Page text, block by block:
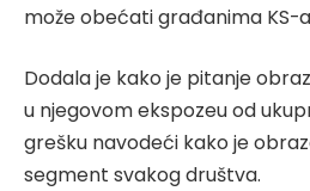
može obećati građanima KS-
Dodala je kako je pitanje
u njegovom ekspozeu od
grešku navodeći kako je
segment svakog društva.